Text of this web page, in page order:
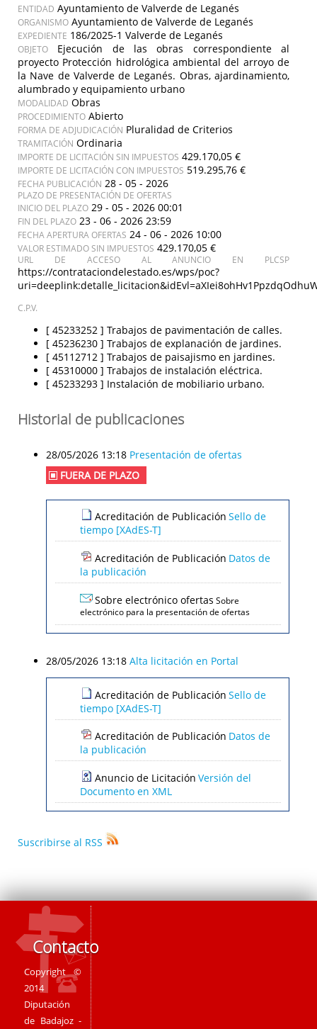
ENTIDAD Ayuntamiento de Valverde de Leganés
ORGANISMO Ayuntamiento de Valverde de Leganés
EXPEDIENTE 186/2025-1 Valverde de Leganés
OBJETO
Ejecución de las obras correspondiente al
proyecto Protección hidrológica ambiental del arroyo de
la Nave de Valverde de Leganés. Obras, ajardinamiento,
alumbrado y equipamiento urbano
MODALIDAD Obras
PROCEDIMIENTO Abierto
FORMA DE ADJUDICACIÓN Pluralidad de Criterios
TRAMITACIÓN Ordinaria
IMPORTE DE LICITACIÓN SIN IMPUESTOS 429.170,05 €
IMPORTE DE LICITACIÓN CON IMPUESTOS 519.295,76 €
FECHA PUBLICACIÓN 28 - 05 - 2026
PLAZO DE PRESENTACIÓN DE OFERTAS
INICIO DEL PLAZO 29 - 05 - 2026 00:01
FIN DEL PLAZO 23 - 06 - 2026 23:59
FECHA APERTURA OFERTAS 24 - 06 - 2026 10:00
VALOR ESTIMADO SIN IMPUESTOS 429.170,05 €
URL DE ACCESO AL ANUNCIO EN PLCSP
https://contrataciondelestado.es/wps/poc?
C.P.V.
[ 45233252 ] Trabajos de pavimentación de calles.
[ 45236230 ] Trabajos de explanación de jardines.
[ 45112712 ] Trabajos de paisajismo en jardines.
[ 45310000 ] Trabajos de instalación eléctrica.
[ 45233293 ] Instalación de mobiliario urbano.
Historial de publicaciones
28/05/2026 13:18 Presentación de ofertas
FUERA DE PLAZO
Acreditación de Publicación Sello de
tiempo [XAdES-T]
Acreditación de Publicación Datos de
la publicación
Sobre electrónico ofertas Sobre
electrónico para la presentación de ofertas
28/05/2026 13:18 Alta licitación en Portal
Acreditación de Publicación Sello de
tiempo [XAdES-T]
Acreditación de Publicación Datos de
la publicación
Anuncio de Licitación Versión del
Documento en XML
Suscribirse al RSS
Contacto
Copyright ©
2014
Diputación
de Badajoz -